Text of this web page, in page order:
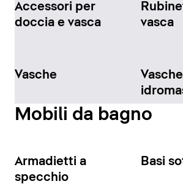
Accessori per
doccia e vasca
vasca
Vasche
Vasche
Mobili da bagno
Armadietti a
specchio
Basi